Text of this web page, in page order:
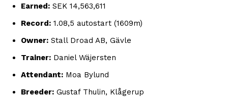
Earned: SEK 14,563,611
Record: 1.08,5 autostart (1609m)
Owner: Stall Droad AB, Gävle
Trainer: Daniel Wäjersten
Attendant: Moa Bylund
Breeder: Gustaf Thulin, Klågerup